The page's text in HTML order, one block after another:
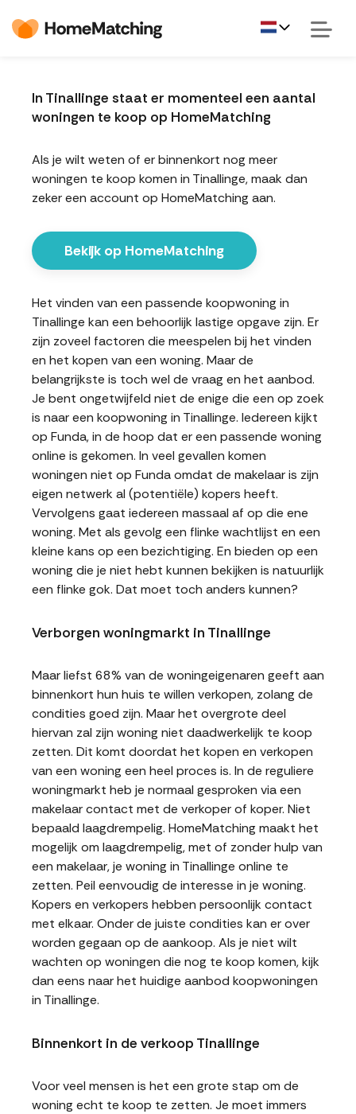
In Tinallinge staat er momenteel een aantal
woningen te koop op HomeMatching
Als je wilt weten of er binnenkort nog meer
woningen te koop komen in Tinallinge, maak dan
zeker een account op HomeMatching aan.
Bekijk op HomeMatching
Het vinden van een passende koopwoning in
Tinallinge kan een behoorlijk lastige opgave zijn. Er
zijn zoveel factoren die meespelen bij het vinden
en het kopen van een woning. Maar de
belangrijkste is toch wel de vraag en het aanbod.
Je bent ongetwijfeld niet de enige die een op zoek
is naar een koopwoning in Tinallinge. Iedereen kijkt
op Funda, in de hoop dat er een passende woning
online is gekomen. In veel gevallen komen
woningen niet op Funda omdat de makelaar is zijn
eigen netwerk al (potentiële) kopers heeft.
Vervolgens gaat iedereen massaal af op die ene
woning. Met als gevolg een flinke wachtlijst en een
kleine kans op een bezichtiging. En bieden op een
woning die je niet hebt kunnen bekijken is natuurlijk
een flinke gok. Dat moet toch anders kunnen?
Verborgen woningmarkt in Tinallinge
Maar liefst 68% van de woningeigenaren geeft aan
binnenkort hun huis te willen verkopen, zolang de
condities goed zijn. Maar het overgrote deel
hiervan zal zijn woning niet daadwerkelijk te koop
zetten. Dit komt doordat het kopen en verkopen
van een woning een heel proces is. In de reguliere
woningmarkt heb je normaal gesproken via een
makelaar contact met de verkoper of koper. Niet
bepaald laagdrempelig. HomeMatching maakt het
mogelijk om laagdrempelig, met of zonder hulp van
een makelaar, je woning in Tinallinge online te
zetten. Peil eenvoudig de interesse in je woning.
Kopers en verkopers hebben persoonlijk contact
met elkaar. Onder de juiste condities kan er over
worden gegaan op de aankoop. Als je niet wilt
wachten op woningen die nog te koop komen, kijk
dan eens naar het huidige aanbod koopwoningen
in Tinallinge.
Binnenkort in de verkoop Tinallinge
Voor veel mensen is het een grote stap om de
woning echt te koop te zetten. Je moet immers